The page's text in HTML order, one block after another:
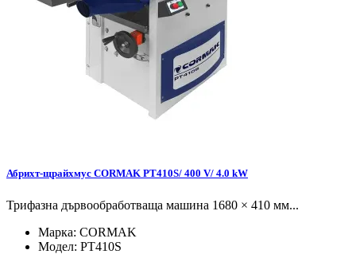
Абрихт-щрайхмус CORMAK PT410S/ 400 V/ 4.0 kW
Трифазна дървообработваща машина 1680 × 410 мм...
Марка: CORMAK
Модел: PT410S